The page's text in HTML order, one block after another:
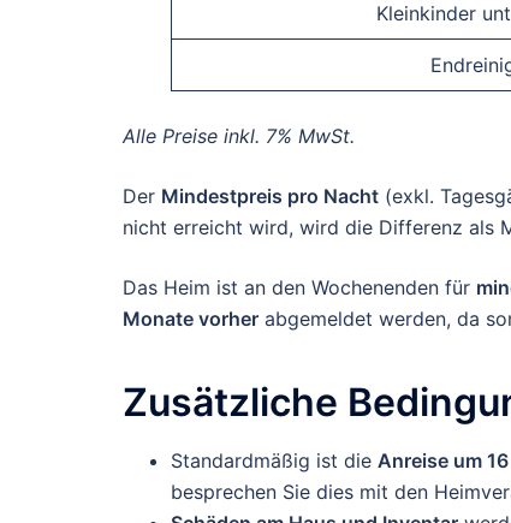
Kleinkinder
Alle Preise inkl. 7% MwSt.
Der Mindestpreis pro Nacht (exkl.
nicht erreicht wird, wird die Differenz als
Das Heim ist an den Wochenenden für
Monate vorher abgemeldet werden, da
Zusätzliche
Standardmäßig ist die Anreise um
besprechen Sie dies mit den